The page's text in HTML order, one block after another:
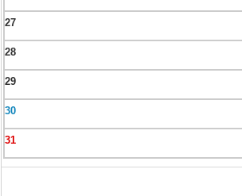
27
28
29
30
31